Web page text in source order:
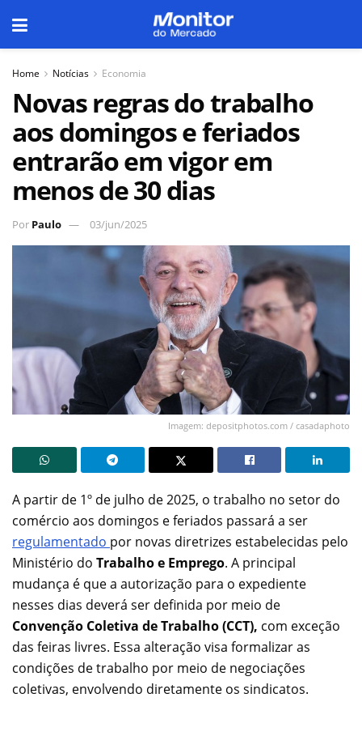
Home Notícias Economia
Novas regras do trabalho
aos domingos e feriados
entrarão em vigor em
menos de 30 dias
Por Paulo 03/jun/2025
Imagem: depositphotos.com / casadaphoto
A partir de 1º de julho de 2025, o trabalho no setor do
comércio aos domingos e feriados passará a ser
regulamentado por novas diretrizes estabelecidas pelo
Ministério do Trabalho e Emprego. A principal
mudança é que a autorização para o expediente
nesses dias deverá ser definida por meio de
Convenção Coletiva de Trabalho (CCT), com exceção
das feiras livres. Essa alteração visa formalizar as
condições de trabalho por meio de negociações
coletivas, envolvendo diretamente os sindicatos.